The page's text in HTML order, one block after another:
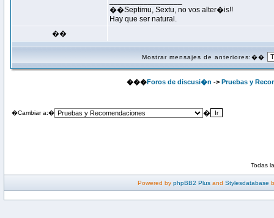
��Septimu, Sextu, no vos alter�is!!
Hay que ser natural.
��
Mostrar mensajes de anteriores:��
���Foros de discusi�n -> Pruebas y
�Cambiar a:� �
Todas
Powered by phpBB2 Plus and Stylesdatabase